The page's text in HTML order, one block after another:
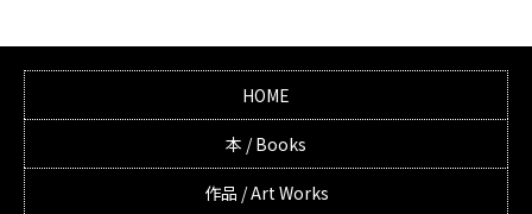
HOME
本 / Books
作品 / Art Works